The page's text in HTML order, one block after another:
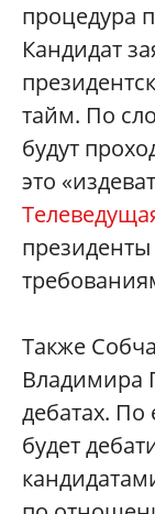
процедура
Кандидат
тайм. По
будут
это
Также
Владимира
дебатах. По
будет